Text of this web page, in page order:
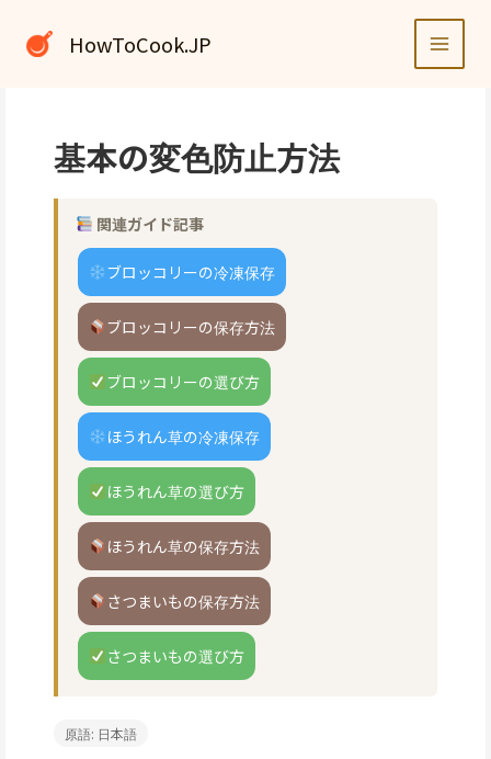
HowToCook.JP
基本の変色防止方法
関連ガイド記事
ブロッコリーの冷凍保存
ブロッコリーの保存方法
ブロッコリーの選び方
ほうれん草の冷凍保存
ほうれん草の選び方
ほうれん草の保存方法
さつまいもの保存方法
さつまいもの選び方
原語: 日本語